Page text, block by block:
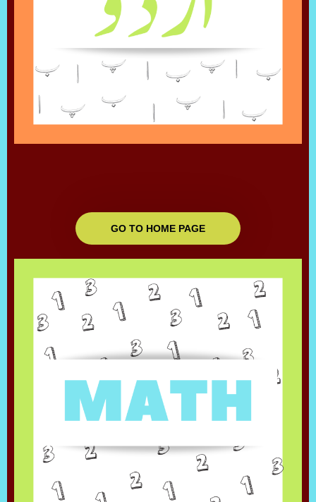
GO TO HOME PAGE